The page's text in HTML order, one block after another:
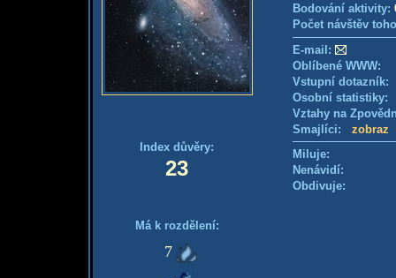
Index důvěry:
23
Má k rozdělení:
7
Bodování aktivity:
Počet návštěv
E-mail:
Oblíbené WWW:
Vstupní
Osobní
Vztahy na
Smajlíci: zobraz
Miluje:
Nenávidí:
Obdivuje: